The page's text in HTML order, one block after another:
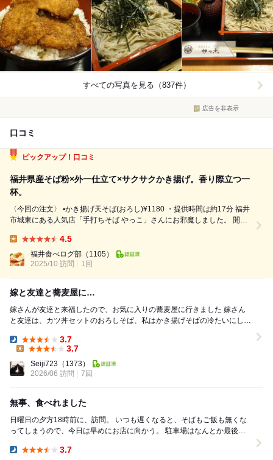
すべての写真を見る（837件）
広告を非表示
口コミ
ピックアップ！口コミ
福井県産そば粉×外一仕立て×サクサクかき揚げ。香り際立つ一
杯。
〈今回の注文〉 ▪️かき揚げ天そば(おろし)¥1180 ・提供時間は約17分 福井
市城東にある人気店「手打ちそば やっこ」さんにお邪魔しました。 開店
おり、地元の人気ぶりが伺えます。開店後すぐに満席となり、その後もお
客さん...
4.5
福井食べログ部 （1105）
2025/10 訪問
1回
嫁と友達と蕎麦屋に…
嫁さんが友達と来福したので、お気に入りの蕎麦屋に行きました 嫁さん
と友達は、カツ丼セットのおろしそば、私はかき揚げそばの冷たいにしま
Dinner:
3.7
3.7
Seiji723 （1373）
2026/06 訪問
7回
無事、食べれました
日曜日の夕方18時前に、訪問。 いつも遅くなると、そばもご飯も無くな
ってしまうので、今日は早めにお店に向かう。 駐車場はなんとか最後の1
3.7